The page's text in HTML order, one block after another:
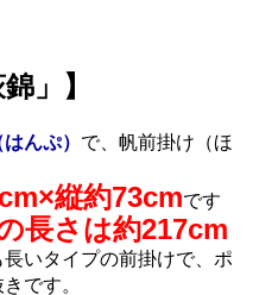
」】
んぷ） で、帆前掛け（ほ
縦約73cmです
長さは約217cm
いタイプの前掛けで、ポ
です。